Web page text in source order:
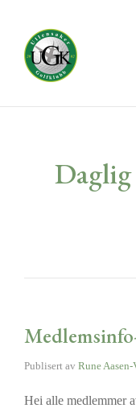
Publisert av Rune Aasen-
Hei alle medlemmer